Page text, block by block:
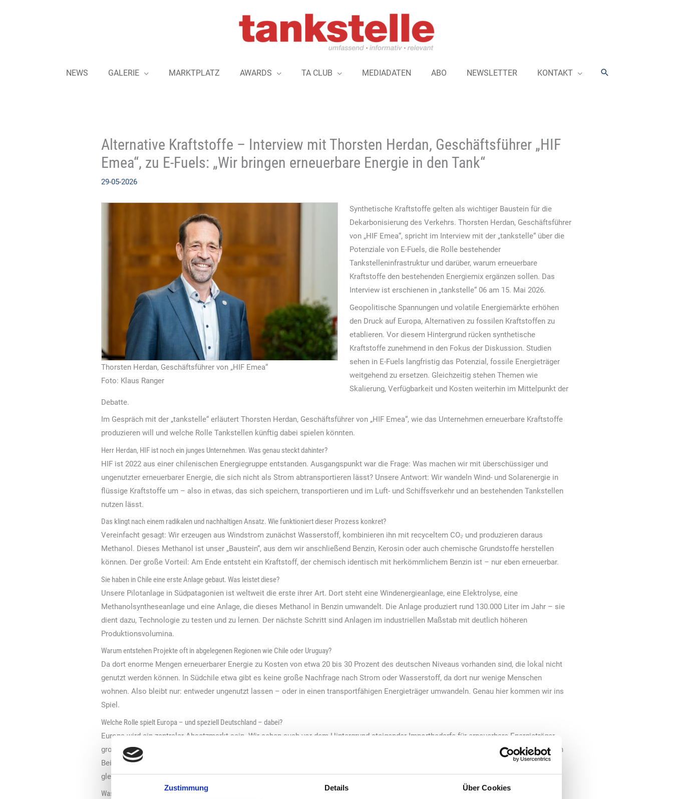
Zustimmung Details Über Cookies
NEWS GALERIE MARKTPLATZ AWARDS TA CLUB MEDIADATEN ABO NEWSLETTER KONTAKT Suchen
Alternative Kraftstoffe – Interview mit Thorsten Herdan, Geschäftsführer „HIF
Emea“, zu E-Fuels: „Wir bringen erneuerbare Energie in den Tank“
29-05-2026
Thorsten Herdan, Geschäftsführer von „HIF Emea“
Foto: Klaus Ranger
Synthetische Kraftstoffe gelten als wichtiger Baustein für die
Dekarbonisierung des Verkehrs. Thorsten Herdan, Geschäftsführer
von „HIF Emea“, spricht im Interview mit der „tankstelle“ über die
Potenziale von E-Fuels, die Rolle bestehender
Tankstelleninfrastruktur und darüber, warum erneuerbare
Kraftstoffe den bestehenden Energiemix ergänzen sollen. Das
Interview ist erschienen in „tankstelle“ 06 am 15. Mai 2026.
Geopolitische Spannungen und volatile Energiemärkte erhöhen
den Druck auf Europa, Alternativen zu fossilen Kraftstoffen zu
etablieren. Vor diesem Hintergrund rücken synthetische
Kraftstoffe zunehmend in den Fokus der Diskussion. Studien
sehen in E-Fuels langfristig das Potenzial, fossile Energieträger
weitgehend zu ersetzen. Gleichzeitig stehen Themen wie
Skalierung, Verfügbarkeit und Kosten weiterhin im Mittelpunkt der
Debatte.
Im Gespräch mit der „tankstelle“ erläutert Thorsten Herdan, Geschäftsführer von „HIF Emea“, wie das Unternehmen erneuerbare Kraftstoffe
produzieren will und welche Rolle Tankstellen künftig dabei spielen könnten.
Herr Herdan, HIF ist noch ein junges Unternehmen. Was genau steckt dahinter?
HIF ist 2022 aus einer chilenischen Energiegruppe entstanden. Ausgangspunkt war die Frage: Was machen wir mit überschüssiger und
ungenutzter erneuerbarer Energie, die sich nicht als Strom abtransportieren lässt? Unsere Antwort: Wir wandeln Wind- und Solarenergie in
flüssige Kraftstoffe um – also in etwas, das sich speichern, transportieren und im Luft- und Schiffsverkehr und an bestehenden Tankstellen
nutzen lässt.
Das klingt nach einem radikalen und nachhaltigen Ansatz. Wie funktioniert dieser Prozess konkret?
Vereinfacht gesagt: Wir erzeugen aus Windstrom zunächst Wasserstoff, kombinieren ihn mit recyceltem CO₂ und produzieren daraus
Methanol. Dieses Methanol ist unser „Baustein“, aus dem wir anschließend Benzin, Kerosin oder auch chemische Grundstoffe herstellen
können. Der große Vorteil: Am Ende entsteht ein Kraftstoff, der chemisch identisch mit herkömmlichem Benzin ist – nur eben erneuerbar.
Sie haben in Chile eine erste Anlage gebaut. Was leistet diese?
Unsere Pilotanlage in Südpatagonien ist weltweit die erste ihrer Art. Dort steht eine Windenergieanlage, eine Elektrolyse, eine
Methanolsyntheseanlage und eine Anlage, die dieses Methanol in Benzin umwandelt. Die Anlage produziert rund 130.000 Liter im Jahr – sie
dient dazu, Technologie zu testen und zu lernen. Der nächste Schritt sind Anlagen im industriellen Maßstab mit deutlich höheren
Produktionsvolumina.
Warum entstehen Projekte oft in abgelegenen Regionen wie Chile oder Uruguay?
Da dort enorme Mengen erneuerbarer Energie zu Kosten von etwa 20 bis 30 Prozent des deutschen Niveaus vorhanden sind, die lokal nicht
genutzt werden können. In Südchile etwa gibt es keine große Nachfrage nach Strom oder Wasserstoff, da dort nur wenige Menschen
wohnen. Also bleibt nur: entweder ungenutzt lassen – oder in einen transportfähigen Energieträger umwandeln. Genau hier kommen wir ins
Spiel.
Welche Rolle spielt Europa – und speziell Deutschland – dabei?
Europa wird ein zentraler Absatzmarkt sein. Wir sehen auch vor dem Hintergrund steigender Importbedarfe für erneuerbare Energieträger
großes Potenzial, etwa indem wir Methanol importieren und hier in bestehenden Raffinerien zu Kraftstoffen weiterverarbeiten, die dann zum
Beispiel an Tankstellen verkauft werden können. Das schafft Wertschöpfung vor Ort, erhöht die Versorgungssicherheit und schützt
gleichzeitig das Klima.
Was bedeutet das konkret für Tankstellenbetreiber?